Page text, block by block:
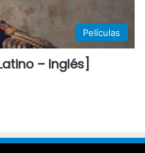
Películas
– Inglés]